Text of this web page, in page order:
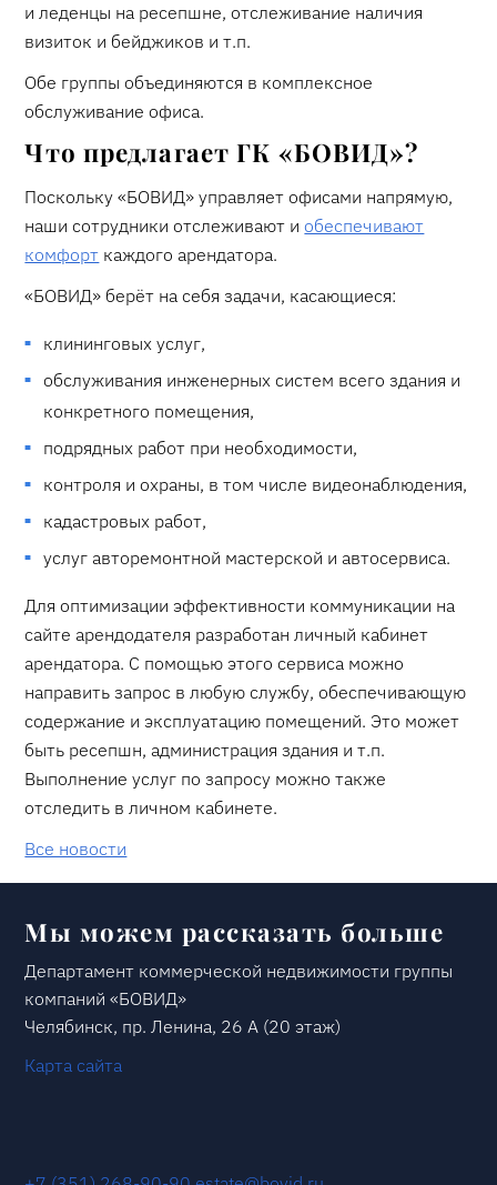
и леденцы на ресепшне, отслеживание наличия
визиток и бейджиков и т.п.
Обе группы объединяются в комплексное
обслуживание офиса.
Что предлагает ГК «БОВИД»?
Поскольку «БОВИД» управляет офисами напрямую,
наши сотрудники отслеживают иобеспечивают
комфорт каждого арендатора.
«БОВИД» берёт на себя задачи, касающиеся:
клининговых услуг,
обслуживания инженерных систем всего здания и
конкретного помещения,
подрядных работ при необходимости,
контроля и охраны, в том числе видеонаблюдения,
кадастровых работ,
услуг авторемонтной мастерской и автосервиса.
Для оптимизации эффективности коммуникации на
сайте арендодателя разработан личный кабинет
арендатора. С помощью этого сервиса можно
направить запрос в любую службу, обеспечивающую
содержание и эксплуатацию помещений. Это может
быть ресепшн, администрация здания и т.п.
Выполнение услуг по запросу можно также
отследить в личном кабинете.
Все новости
Мы можем рассказать больше
Департамент коммерческой недвижимости группы
компаний «БОВИД»
Челябинск, пр. Ленина, 26 А (20 этаж)
Карта сайта